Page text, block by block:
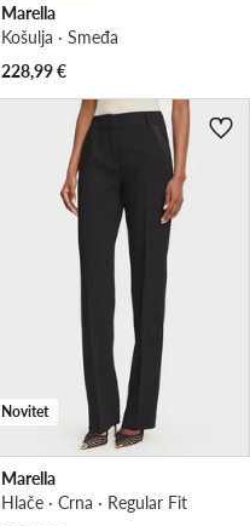
Marella
Košulja · Smeđa
228,99€
Novitet
Marella
Hlače · Crna · Regular Fit